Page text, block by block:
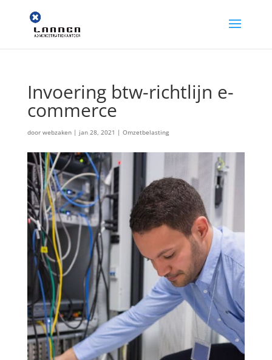
Invoering btw-richtlijn e-
commerce
door webzaken| jan 28, 2021 | Omzetbelasting